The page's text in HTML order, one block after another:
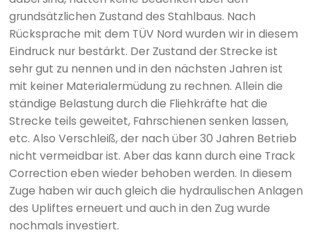
grundsätzlichen Zustand des Stahlbaus. Nach
Rücksprache mit dem TÜV Nord wurden wir in diesem
Eindruck nur bestärkt. Der Zustand der Strecke ist
sehr gut zu nennen und in den nächsten Jahren ist
mit keiner Materialermüdung zu rechnen. Allein die
ständige Belastung durch die Fliehkräfte hat die
Strecke teils geweitet, Fahrschienen senken lassen,
etc. Also Verschleiß, der nach über 30 Jahren Betrieb
nicht vermeidbar ist. Aber das kann durch eine Track
Correction eben wieder behoben werden. In diesem
Zuge haben wir auch gleich die hydraulischen Anlagen
des Upliftes erneuert und auch in den Zug wurde
nochmals investiert.